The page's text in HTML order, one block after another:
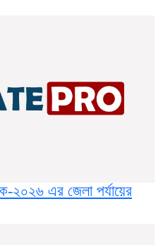
২০২৬ এর জেলা পর্যায়ের